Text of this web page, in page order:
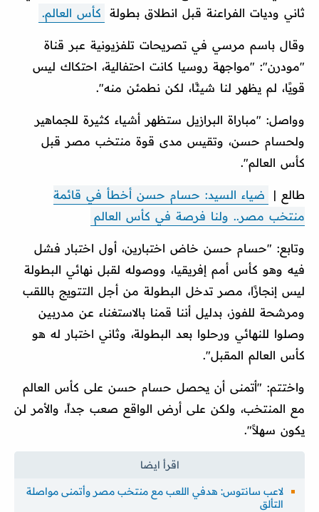
ثاني وديات الفراعنة قبل انطلاق بطولة
كأس العالم.
وقال باسم مرسي في تصريحات تلفزيونية عبر قناة
"مودرن": "مواجهة روسيا كانت احتفالية، احتكاك ليس
قويًا، لم يظهر لنا شيئًا، لكن نطمئن منه".
وواصل: "مباراة البرازيل ستظهر أشياء كثيرة للجماهير
ولحسام حسن، وتقيس مدى قوة منتخب مصر قبل
كأس العالم".
طالع |
ضياء السيد: حسام حسن أخطأ في قائمة
منتخب مصر.. ولنا فرصة في كأس العالم
وتابع: "حسام حسن خاض اختبارين، أول اختبار فشل
فيه وهو كأس أمم إفريقيا، ووصوله لقبل نهائي البطولة
ليس إنجازًا، مصر تدخل البطولة من أجل التتويج باللقب
ومرشحة للفوز، بدليل أننا قمنا بالاستغناء عن مدربين
وصلوا للنهائي ورحلوا بعد البطولة، وثاني اختبار له هو
كأس العالم المقبل".
واختتم: "أتمنى أن يحصل حسام حسن على كأس العالم
مع المنتخب، ولكن على أرض الواقع صعب جداً، والأمر لن
يكون سهلاً".
لاعب سانتوس: هدفي اللعب مع منتخب مصر وأتمنى مواصلة
التألق